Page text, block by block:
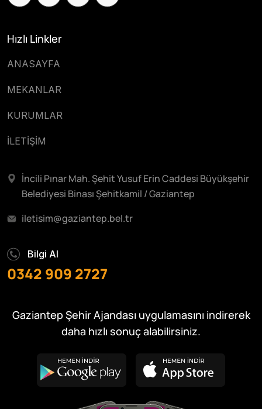
Hızlı Linkler
ANASAYFA
MEKANLAR
KURUMLAR
İLETİŞİM
İncili Pınar Mah. Şehit Yusuf Erin Caddesi Büyükşehir
Belediyesi Binası Şehitkamil / Gaziantep
iletisim@gaziantep.bel.tr
Bilgi Al
0342 909 2727
Gaziantep Şehir Ajandası uygulamasını indirerek
daha hızlı sonuç alabilirsiniz.